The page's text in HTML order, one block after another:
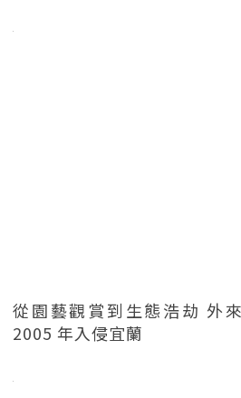
從園藝觀賞到生態浩劫 外
2005 年入侵宜蘭